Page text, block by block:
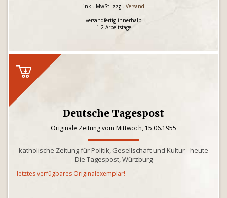
inkl. MwSt. zzgl. Versand
versandfertig innerhalb
1-2 Arbeitstage
Deutsche Tagespost
Originale Zeitung vom Mittwoch, 15.06.1955
katholische Zeitung für Politik, Gesellschaft und Kultur - heute
Die Tagespost, Würzburg
letztes verfügbares Originalexemplar!